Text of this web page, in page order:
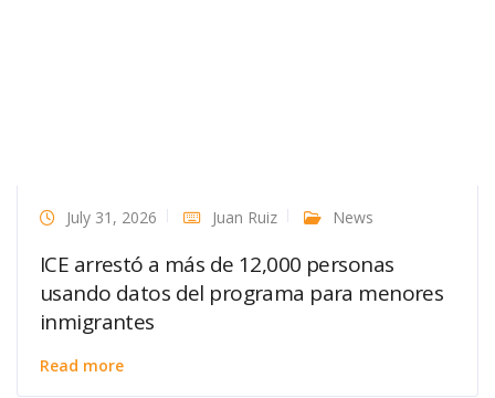
July 31, 2026 Juan Ruiz News
ICE arrestó a más de 12,000 personas
usando datos del programa para menores
inmigrantes
Read more